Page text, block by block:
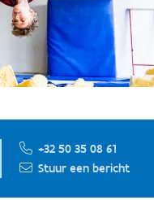
+32 50 35 08 61
Stuur een bericht